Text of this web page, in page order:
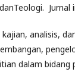
Jurnal
analisis,
dalam bidang